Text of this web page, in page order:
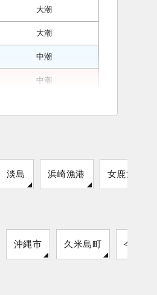
大潮
大潮
中潮
中潮
淡島 浜崎漁港 女鹿漁港
沖縄市 久米島町 今帰仁村